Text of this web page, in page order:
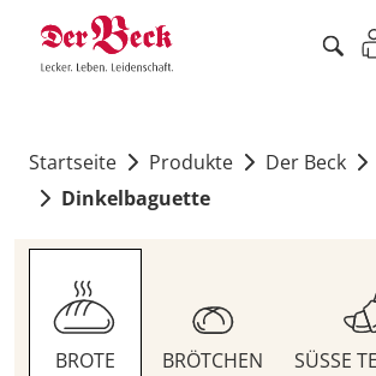
Startseite Produkte Der Beck
Dinkelbaguette
BROTE BRÖTCHEN SÜSSE